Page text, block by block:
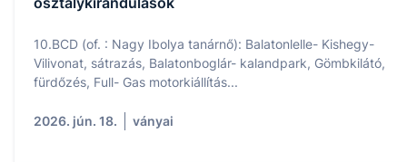
10.BCD (of. : Nagy Ibolya tanárnő): Balatonlelle- Kishegy-
Vilivonat, sátrazás, Balatonboglár- kalandpark, Gömbkilátó,
fürdőzés, Full- Gas motorkiállítás...
2026. jún. 18. ványai